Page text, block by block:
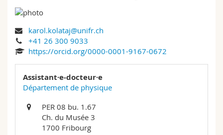
Campus
Recherche
Formation continue
Droit
Lettres et sciences humaines
Sciences de l'éducation et de la formation
Vous êtes
Futurs étudiants
Médias
Chercheurs
Ressources
Plan d'accès
Bibliothèques
Rechercher
karol.kolataj@unifr.ch
+41 26 300 9033
https://orcid.org/0000-0001-9167-0672
Assistant·e-docteur·e
Département de physique
PER 08 bu. 1.67
Ch. du Musée 3
1700 Fribourg